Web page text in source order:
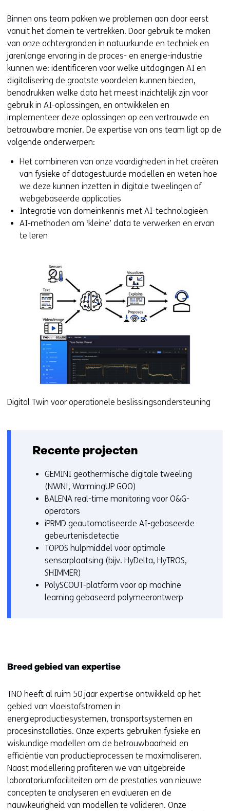
Binnen ons team pakken we problemen aan door eerst
vanuit het domein te vertrekken. Door gebruik te maken
van onze achtergronden in natuurkunde en techniek en
jarenlange ervaring in de proces- en energie-industrie
kunnen we: identificeren voor welke uitdagingen AI en
digitalisering de grootste voordelen kunnen bieden,
benadrukken welke data het meest inzichtelijk zijn voor
gebruik in AI-oplossingen, en ontwikkelen en
implementeer deze oplossingen op een vertrouwde en
betrouwbare manier. De expertise van ons team ligt op de
volgende onderwerpen:
Het combineren van onze vaardigheden in het creëren
van fysieke of datagestuurde modellen en weten hoe
we deze kunnen inzetten in digitale tweelingen of
webgebaseerde applicaties
Integratie van domeinkennis met AI-technologieën
AI-methoden om ‘kleine’ data te verwerken en ervan
te leren
Digital Twin voor operationele beslissingsondersteuning
Recente projecten
GEMINI geothermische digitale tweeling
(NWN!, WarmingUP GOO)
BALENA real-time monitoring voor O&G-
operators
iPRMD geautomatiseerde AI-gebaseerde
gebeurtenisdetectie
TOPOS hulpmiddel voor optimale
sensorplaatsing (bijv. HyDelta, HyTROS,
SHIMMER)
PolySCOUT-platform voor op machine
learning gebaseerd polymeerontwerp
Breed gebied van expertise
TNO heeft al ruim 50 jaar expertise ontwikkeld op het
gebied van vloeistofstromen in
energieproductiesystemen, transportsystemen en
procesinstallaties. Onze experts gebruiken fysieke en
wiskundige modellen om de betrouwbaarheid en
efficiëntie van productieprocessen te maximaliseren.
Naast modellering profiteren we van uitgebreide
laboratoriumfaciliteiten om de prestaties van nieuwe
concepten te analyseren en evalueren en de
nauwkeurigheid van modellen te valideren. Onze